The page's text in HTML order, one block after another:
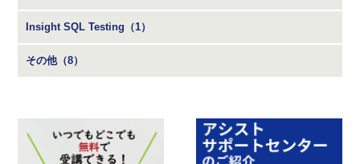
Insight SQL Testing（1）
その他（8）